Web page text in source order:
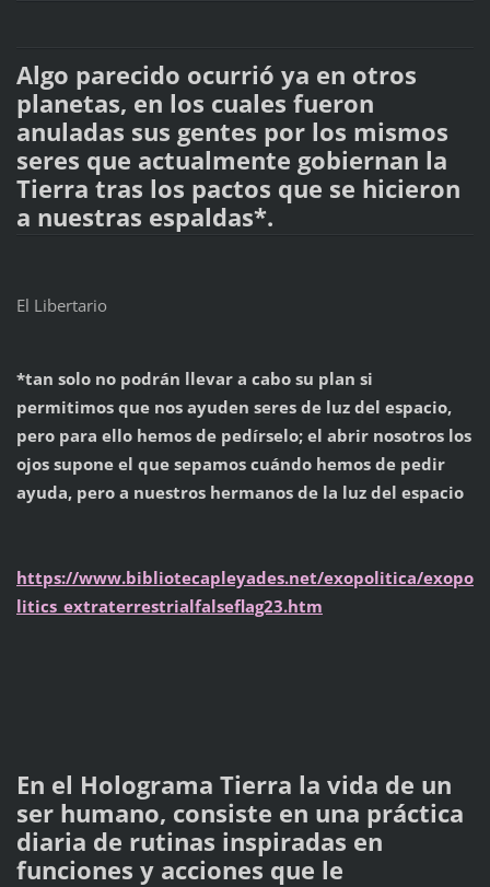
Algo parecido ocurrió ya en otros
planetas, en los cuales fueron
anuladas sus gentes por los mismos
seres que actualmente gobiernan la
Tierra tras los pactos que se hicieron
a nuestras espaldas*.
El Libertario
*tan solo no podrán llevar a cabo su plan si
permitimos que nos ayuden seres de luz del espacio,
pero para ello hemos de pedírselo; el abrir nosotros los
ojos supone el que sepamos cuándo hemos de pedir
ayuda, pero a nuestros hermanos de la luz del espacio
https://www.bibliotecapleyades.net/exopolitica/exopo
litics_extraterrestrialfalseflag23.htm
En el Holograma Tierra la vida de un
ser humano, consiste en una práctica
diaria de rutinas inspiradas en
funciones y acciones que le